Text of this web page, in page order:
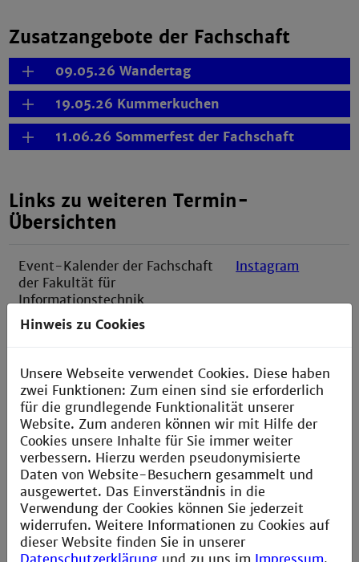
Zusatzangebote der Fachschaft
09.05.26 Wandertag
19.05.26 Kummerkuchen
11.06.26 Sommerfest der Fachschaft
Links zu weiteren Termin-
Übersichten
Event-Kalender der Fachschaft
der Fakultät für
Informationstechnik
Instagram
Asta TH Mannheim Instagram
Zentrum für Lehre und Lernen
Übersicht an
Angeboten
Bildungsangebot Career Center Kalender
Schulungsangebote Bibliothek Veranstaltungen
Hinweis zu Cookies
Unsere Webseite verwendet Cookies. Diese haben
zwei Funktionen: Zum einen sind sie erforderlich
für die grundlegende Funktionalität unserer
Website. Zum anderen können wir mit Hilfe der
Cookies unsere Inhalte für Sie immer weiter
verbessern. Hierzu werden pseudonymisierte
Daten von Website-Besuchern gesammelt und
ausgewertet. Das Einverständnis in die
Verwendung der Cookies können Sie jederzeit
widerrufen. Weitere Informationen zu Cookies auf
dieser Website finden Sie in unserer